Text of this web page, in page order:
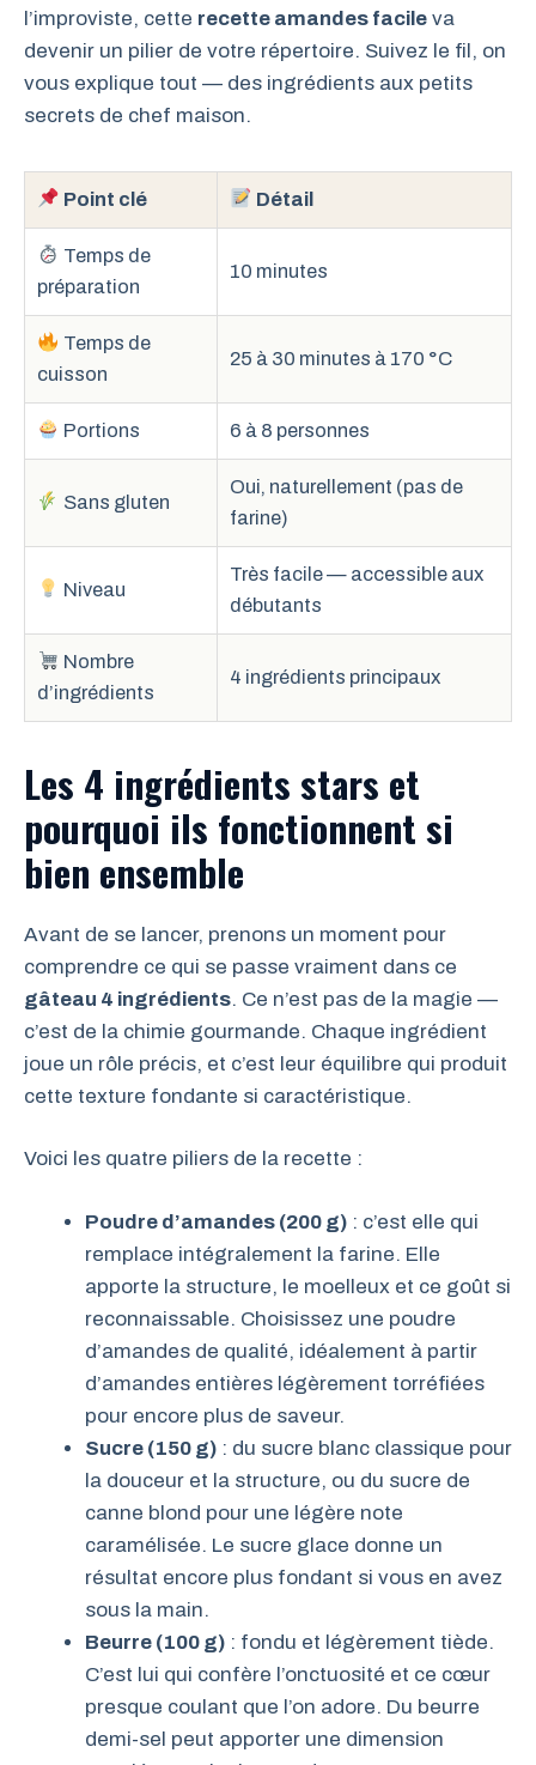
l’improviste, cette recette amandes facile va
devenir un pilier de votre répertoire. Suivez le fil, on
vous explique tout — des ingrédients aux petits
secrets de chef maison.
Point clé Détail
Temps de
préparation
10 minutes
Temps de
cuisson
25 à 30 minutes à 170 °C
Portions 6 à 8 personnes
Sans gluten
Oui, naturellement (pas de
farine)
Niveau
Très facile — accessible aux
débutants
Nombre
d’ingrédients
4 ingrédients principaux
Les 4 ingrédients stars et
pourquoi ils fonctionnent si
bien ensemble
Avant de se lancer, prenons un moment pour
comprendre ce qui se passe vraiment dans ce
gâteau 4 ingrédients. Ce n’est pas de la magie —
c’est de la chimie gourmande. Chaque ingrédient
joue un rôle précis, et c’est leur équilibre qui produit
cette texture fondante si caractéristique.
Voici les quatre piliers de la recette :
Poudre d’amandes (200 g) : c’est elle qui
remplace intégralement la farine. Elle
apporte la structure, le moelleux et ce goût si
reconnaissable. Choisissez une poudre
d’amandes de qualité, idéalement à partir
d’amandes entières légèrement torréfiées
pour encore plus de saveur.
Sucre (150 g) : du sucre blanc classique pour
la douceur et la structure, ou du sucre de
canne blond pour une légère note
caramélisée. Le sucre glace donne un
résultat encore plus fondant si vous en avez
sous la main.
Beurre (100 g) : fondu et légèrement tiède.
C’est lui qui confère l’onctuosité et ce cœur
presque coulant que l’on adore. Du beurre
demi-sel peut apporter une dimension